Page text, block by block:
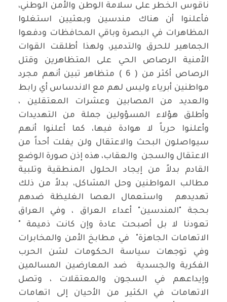
ناقوس الخطر على سلامة الوطن والأمن الوطني،
فأعلنوا أن هناك مندسين وبعثيين استغلوا
المظاهرات في البصرة وباقي المحافظات ودفعوا
الجماهير للحرق والتدمير، ولهذا أطلقت القوات
الأمنية الرصاص الحي على المتظاهرين وقتل
الرصاص أكثر من ( 6 ) متظاهر تبين أنهم مجرد
مواطنين أبرياء وليس لهم مع الاندساس أي رابط
والعديد من المصابين وعشرات المعتقلين ،
وأطلق هؤلاء المسؤولين جملة من التهديدات
وأعلنوا حرباً لا هوادة فيها، كما أعلنوا أنهم
سيواصلون البحث والاعتقال ولن يفلت أحداً من
الاعتقال والسجن والعقاب، هذه إذن صورة الوضع
القادم بدلاً من إيجاد الحلول المنطقية وتلبية
مطالب المواطنين وحل المشاكل، بدلاً من ذلك
تهديدهم واستعمال العصا الغليظة ضدهم
بحجة "المندسين" أعداء العراق ، وفي العراق
تعودنا لا بل أصبحت عادة وإن كانت ذميمة "
الاتهامات الجاهزة" في مطابخ الأمن والمخابرات
وفي توجهات سياسة الحكومات لشن الحرب
الفكرية والجسدية ضد المعارضين المسالمين
وإيداعهم في السجون والمعتقلات ، وتصل
الاتهامات في الكثير من الأحيان إلى اتهامات